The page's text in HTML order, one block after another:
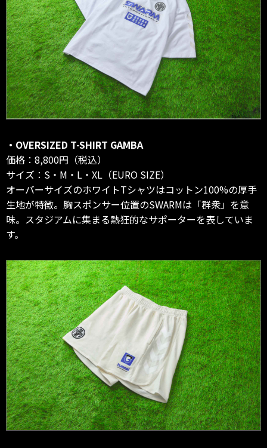
・OVERSIZED T-SHIRT GAMBA
価格：8,800円（税込）
サイズ：S・M・L・XL（EURO SIZE）
オーバーサイズのホワイトTシャツはコットン100%の厚手
生地が特徴。胸スポンサー位置のSWARMは「群衆」を意
味。スタジアムに集まる熱狂的なサポーターを表していま
す。